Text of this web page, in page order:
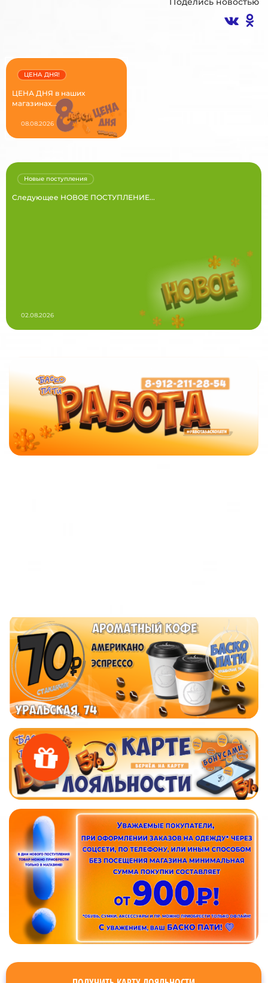
ЦЕНА ДНЯ в наших
магазинах...
ЦЕНА ДНЯ!
08.08.2026
Следующее НОВОЕ ПОСТУПЛЕНИЕ...
Новые поступления
02.08.2026